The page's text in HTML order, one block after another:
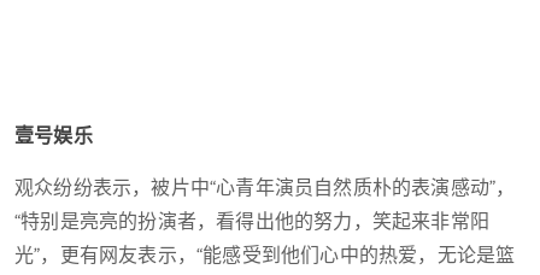
壹号娱乐
观众纷纷表示，被片中“心青年演员自然质朴的表演感动”，
“特别是亮亮的扮演者，看得出他的努力，笑起来非常阳
光”，更有网友表示，“能感受到他们心中的热爱，无论是篮